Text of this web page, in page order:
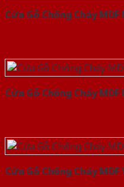
Cửa Gỗ Chống Cháy
Cửa Gỗ Chống Cháy
Cửa Gỗ Chống Cháy